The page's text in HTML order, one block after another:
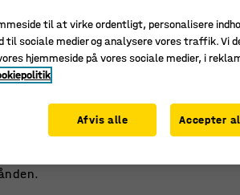
TIPS & TRENDS
ved whiteboardtavlen
kan være et glimrende
og tegne på en whiteboardtavle er en
tips, der kan hjælpe dig med at skabe
til at virke ordentligt, personalisere
sociale medier og analysere vores traffik. Vi
hjemmeside på vores sociale medier, i
Afvis alle Accepter